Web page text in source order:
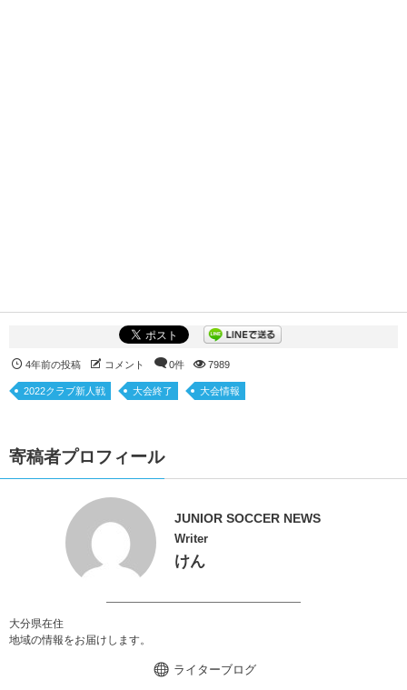
4年前の投稿 コメント 0件 7989
2022クラブ新人戦 大会終了 大会情報
寄稿者プロフィール
JUNIOR SOCCER NEWS
Writer
けん
大分県在住
地域の情報をお届けします。
ライターブログ